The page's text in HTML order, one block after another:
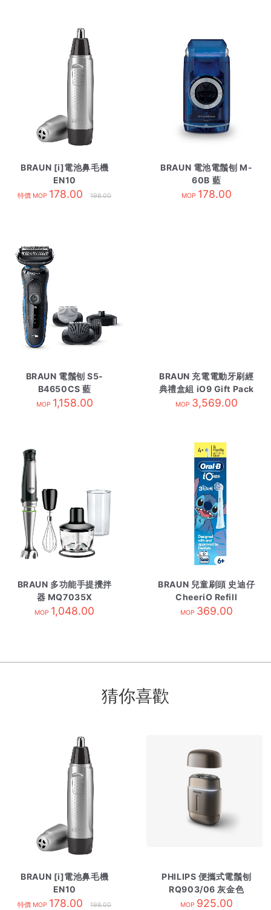
BRAUN [i]電池鼻毛機
EN10
特價 MOP 178.00 198.00
BRAUN 電池電鬚刨 M-
60B 藍
MOP 178.00
BRAUN 電鬚刨 S5-
B4650CS 藍
MOP 1,158.00
BRAUN 充電電動牙刷經
典禮盒組 iO9 Gift Pack
白色
MOP 3,569.00
BRAUN 多功能手提攪拌
器 MQ7035X
MOP 1,048.00
BRAUN 兒童刷頭 史迪仔
CheeriO Refill
MOP 369.00
猜你喜歡
BRAUN [i]電池鼻毛機
EN10
特價 MOP 178.00 198.00
PHILIPS 便攜式電鬚刨
RQ903/06 灰金色
MOP 925.00